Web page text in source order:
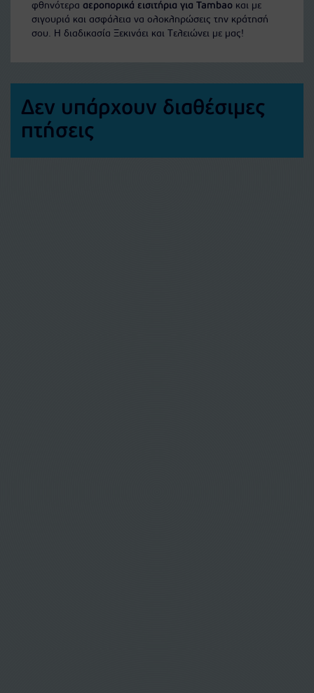
φθηνότερα αεροπορικά εισιτήρια για Tambao και με
σιγουριά και ασφάλεια να ολοκληρώσεις την κράτησή
σου. Η διαδικασία Ξεκινάει και Τελειώνει με μας!
Δεν υπάρχουν διαθέσιμες
πτήσεις